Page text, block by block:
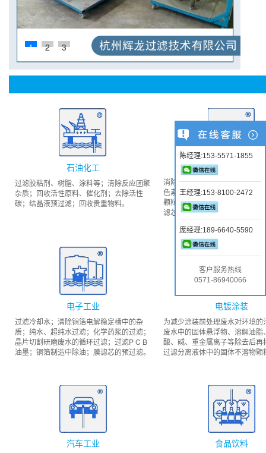
1 2 3
石油化工
过滤胶粘剂、树脂、涂料等；清除反应团聚
杂质；回收活性原料、催化剂；去除活性
碳；结晶液预过滤；回收贵重物料。
涂料油墨
消除污染物，通过系统的过滤，
色素、浓度等，确保符合研磨要
颗粒机械杂质，减轻滤芯的过滤
滤芯寿命，提升整体生产率。
电子工业
过滤冷却水；清除铜箔电解稳定槽中的杂
质；纯水、超纯水过滤；化学药浆的过滤；
晶片切割研磨废水的循环过滤；过滤P C B
油墨；铜箔制造中除油；膜滤芯的预过滤。
电镀涂装
为减少涂装前处理废水对环境的
废水中的固体悬浮物、溶解油脂
酸、碱、重金属离子等除去后再
过滤分离液体中的固体不溶物颗
汽车工业 食品饮料
陈经理:153-5571-1855
王经理:153-8100-2472
庞经理:189-6640-5590
客户服务热线
0571-86940066